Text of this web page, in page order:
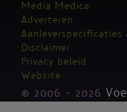
Media Medica
Adverteren
Aanleverspecificaties
Disclaimer
Privacy beleid
Website
© 2006 - 2026